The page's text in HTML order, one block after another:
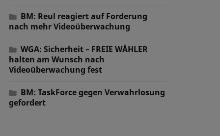
BM: Reul reagiert auf Forderung
nach mehr Videoüberwachung
WGA: Sicherheit – FREIE WÄHLER
halten am Wunsch nach
Videoüberwachung fest
BM: TaskForce gegen Verwahrlosung
gefordert